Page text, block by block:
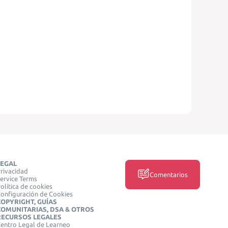
Terms
de cookies
de Cookies
GUÍAS
DSA & OTROS
LEGALES
Legal de Learneo
Comentarios